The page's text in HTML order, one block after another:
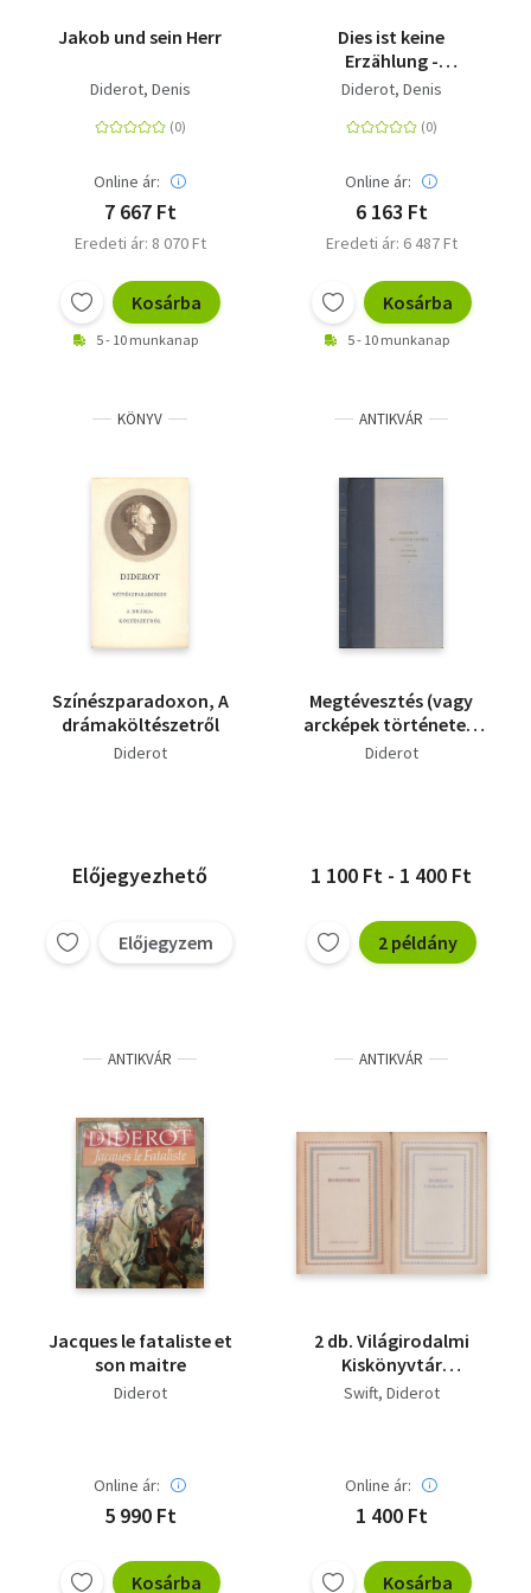
Jakob und sein Herr
Diderot, Denis
Online ár:
7 667 Ft
Eredeti ár: 8 070 Ft
Kosárba
5 - 10 munkanap
Dies ist keine
Erzählung -
Aufklärerische
Diderot, Denis
Online ár:
6 163 Ft
Eredeti ár: 6 487 Ft
Kosárba
5 - 10 munkanap
KÖNYV
Színészparadoxon, A
drámaköltészetről
Diderot
Előjegyezhető
Előjegyzem
ANTIKVÁR
Megtévesztés (vagy
arcképek története)-
Pablo Picasso rajzaival
Diderot
1 100 Ft - 1 400 Ft
2 példány
ANTIKVÁR
Jacques le fataliste et
son maitre
Diderot
Online ár:
5 990 Ft
Kosárba
ANTIKVÁR
2 db. Világirodalmi
Kiskönyvtár
(Hordómese + Rameau
Swift Diderot
Online ár:
1 400 Ft
Kosárba